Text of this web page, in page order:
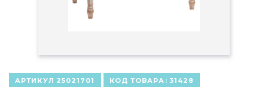
АРТИКУЛ 25021701 КОД ТОВАРА: 31428